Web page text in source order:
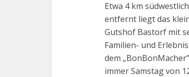
Etwa 4 km
entfernt liegt das
Gutshof Bastorf mit
Familien- und
dem
immer Samstag von